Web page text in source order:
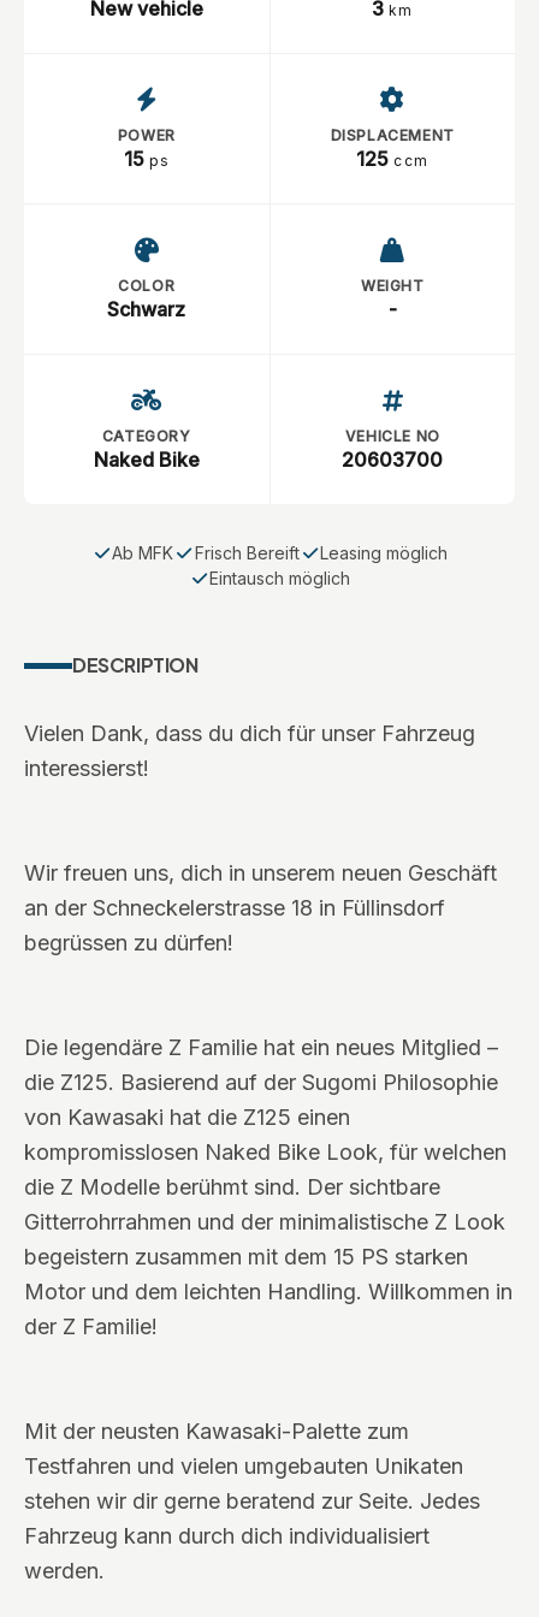
New vehicle 3km
POWER
15 ps
DISPLACEMENT
125ccm
COLOR
Schwarz
WEIGHT
-
CATEGORY
Naked Bike
VEHICLE NO
20603700
Ab MFK Frisch Bereift
Leasing möglich
Eintausch möglich
DESCRIPTION
Vielen Dank, dass du dich für unser Fahrzeug
interessierst!
Wir freuen uns, dich in unserem neuen Geschäft
an der Schneckelerstrasse 18 in Füllinsdorf
begrüssen zu dürfen!
Die legendäre Z Familie hat ein neues Mitglied –
die Z125. Basierend auf der Sugomi Philosophie
von Kawasaki hat die Z125 einen
kompromisslosen Naked Bike Look, für welchen
die Z Modelle berühmt sind. Der sichtbare
Gitterrohrrahmen und der minimalistische Z Look
begeistern zusammen mit dem 15 PS starken
Motor und dem leichten Handling. Willkommen in
der Z Familie!
Mit der neusten Kawasaki-Palette zum
Testfahren und vielen umgebauten Unikaten
stehen wir dir gerne beratend zur Seite. Jedes
Fahrzeug kann durch dich individualisiert
werden.